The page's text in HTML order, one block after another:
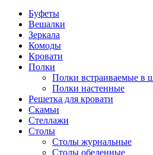
Буфеты
Вешалки
Зеркала
Комоды
Кровати
Полки
Полки встраиваемые в
Полки настенные
Решетка для кровати
Скамьи
Стеллажи
Столы
Столы журнальные
Столы обеденные